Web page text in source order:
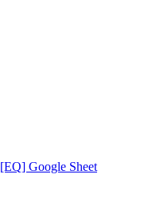
[EQ] Google Sheet